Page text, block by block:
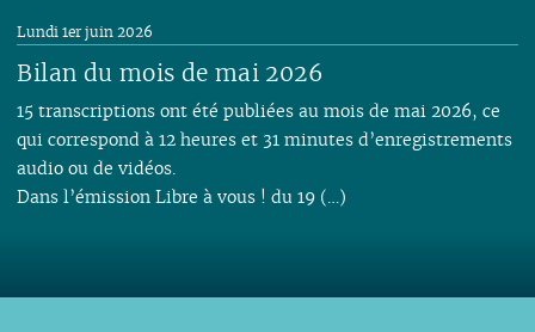
Bilan du mois de mai 2026
Lundi 1er juin 2026
15 transcriptions ont été publiées au mois de mai 2026, ce
qui correspond à 12 heures et 31 minutes d’enregistrements
audio ou de vidéos.
Dans l’émission Libre à vous ! du 19 (…)